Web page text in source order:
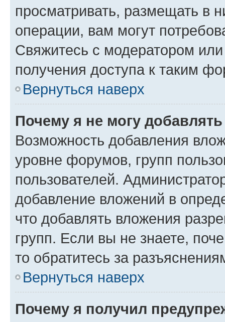
просматривать, размещать в
операции, вам могут
Свяжитесь с модератором
получения доступа к таким
Вернуться наверх
Почему я не могу
Возможность добавления
уровне форумов, групп
пользователей.
добавление вложений в
что добавлять вложения
групп. Если вы не знаете,
то обратитесь за
Вернуться наверх
Почему я получил